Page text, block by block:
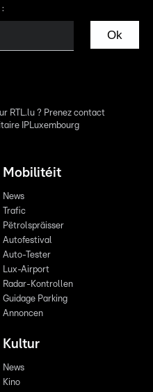
Ok
RTL.lu ? Prenez contact
IPLuxembourg
Mobilitéit
News
Trafic
Pëtrolspräisser
Autofestival
Auto-Tester
Lux-Airport
Radar-Kontrollen
Guidage Parking
Annoncen
Kultur
News
Kino